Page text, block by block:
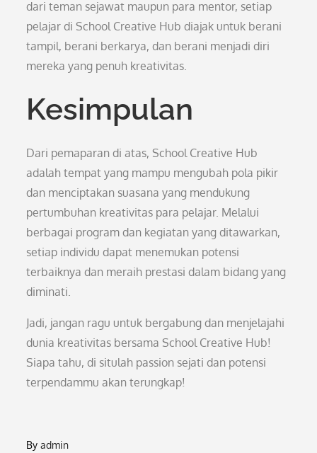
dari teman sejawat maupun para mentor, setiap
pelajar di School Creative Hub diajak untuk berani
tampil, berani berkarya, dan berani menjadi diri
mereka yang penuh kreativitas.
Kesimpulan
Dari pemaparan di atas, School Creative Hub
adalah tempat yang mampu mengubah pola pikir
dan menciptakan suasana yang mendukung
pertumbuhan kreativitas para pelajar. Melalui
berbagai program dan kegiatan yang ditawarkan,
setiap individu dapat menemukan potensi
terbaiknya dan meraih prestasi dalam bidang yang
diminati.
Jadi, jangan ragu untuk bergabung dan menjelajahi
dunia kreativitas bersama School Creative Hub!
Siapa tahu, di situlah passion sejati dan potensi
terpendammu akan terungkap!
Byadmin